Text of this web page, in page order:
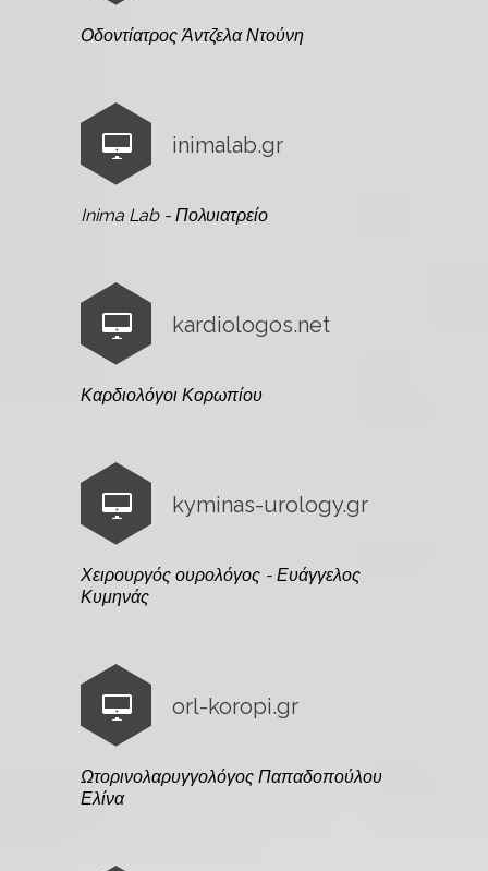
Οδοντίατρος Άντζελα Ντούνη
inimalab.gr
Inima Lab - Πολυιατρείο
kardiologos.net
Καρδιολόγοι Κορωπίου
kyminas-urology.gr
Χειρουργός ουρολόγος - Ευάγγελος
Κυμηνάς
orl-koropi.gr
Ωτορινολαρυγγολόγος Παπαδοπούλου
Ελίνα